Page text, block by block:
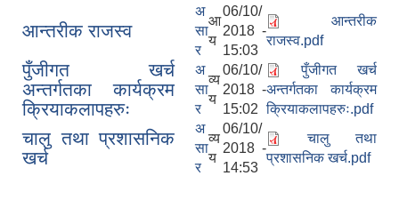
आन्तरीक राजस्व
अ
सा
र
आ
य
06/10/
2018 -
15:03
आन्तरीक
राजस्व.pdf
पुँजीगत खर्च
अन्तर्गतका कार्यक्रम
क्रियाकलापहरुः
अ
सा
र
व्य
य
06/10/
2018 -
15:02
पुँजीगत खर्च
अन्तर्गतका कार्यक्रम
क्रियाकलापहरुः.pdf
चालु तथा प्रशासनिक
खर्च
अ
सा
र
व्य
य
06/10/
2018 -
14:53
चालु तथा
प्रशासनिक खर्च.pdf